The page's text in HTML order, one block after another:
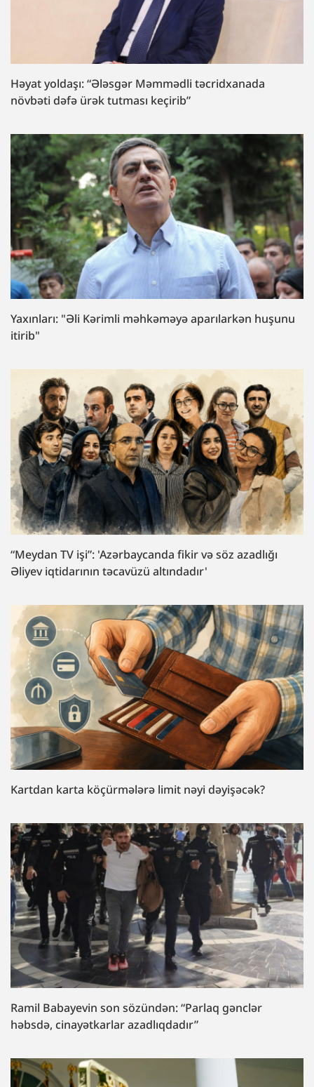
Həyat yoldaşı: “Ələsgər Məmmədli təcridxanada
növbəti dəfə ürək tutması keçirib”
Yaxınları: "Əli Kərimli məhkəməyə aparılarkən huşunu
itirib"
“Meydan TV işi”: 'Azərbaycanda fikir və söz azadlığı
Əliyev iqtidarının təcavüzü altındadır'
Kartdan karta köçürmələrə limit nəyi dəyişəcək?
Ramil Babayevin son sözündən: “Parlaq gənclər
həbsdə, cinayətkarlar azadlıqdadır”